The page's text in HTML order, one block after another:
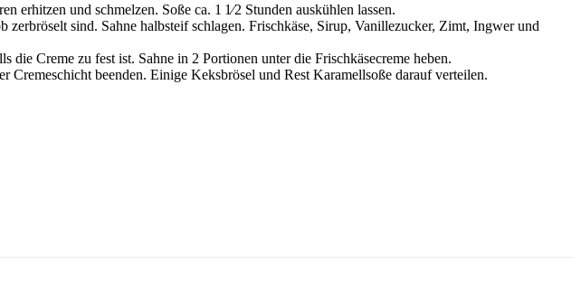
und schmelzen. Soße ca. 1 1⁄2 Stunden auskühlen lassen.
sind. Sahne halbsteif schlagen. Frisch­käse, Sirup, Vanillezucker, Zimt, Ingwer und
Creme zu fest ist. Sahne in 2 Portionen unter die Frischkäsecreme heben.
beenden. Einige Keksbrösel und Rest Karamellsoße darauf verteilen.